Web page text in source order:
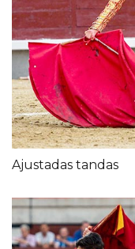
Ajustadas tandas